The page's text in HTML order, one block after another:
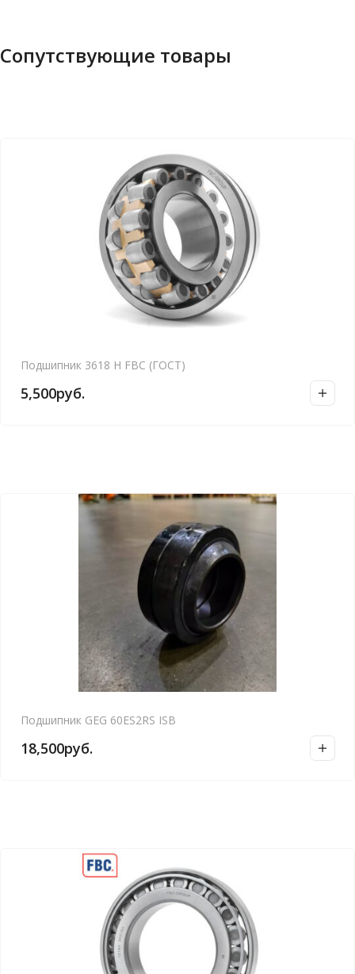
Сопутствующие товары
Подшипник 3618 Н FBC (ГОСТ)
5,500руб.
Подшипник GEG 60ES2RS ISB
18,500руб.